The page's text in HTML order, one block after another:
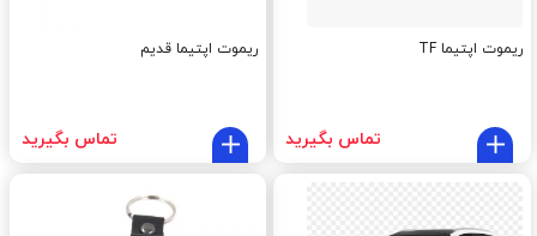
ریموت اپتیما TF
تماس بگیرید
ریموت اپتیما قدیم
تماس بگیرید